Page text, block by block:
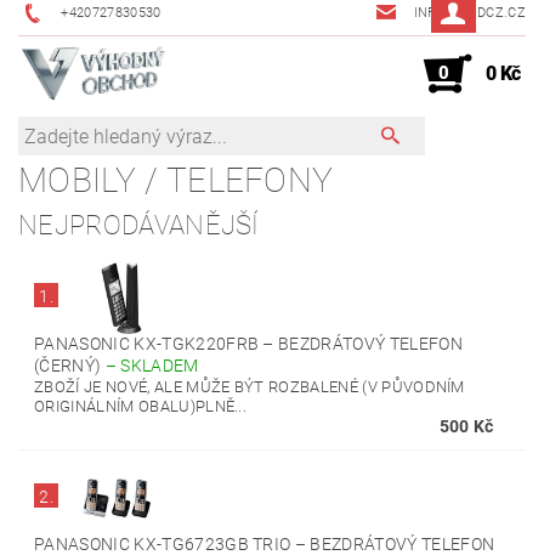
+420727830530 INFO@JMDCZ.CZ
0 0 Kč
MOBILY / TELEFONY
NEJPRODÁVANĚJŠÍ
1.
PANASONIC KX-TGK220FRB – BEZDRÁTOVÝ TELEFON
(ČERNÝ) –SKLADEM
ZBOŽÍ JE NOVÉ, ALE MŮŽE BÝT ROZBALENÉ (V PŮVODNÍM
ORIGINÁLNÍM OBALU)PLNĚ...
500 Kč
2.
PANASONIC KX-TG6723GB TRIO – BEZDRÁTOVÝ TELEFON